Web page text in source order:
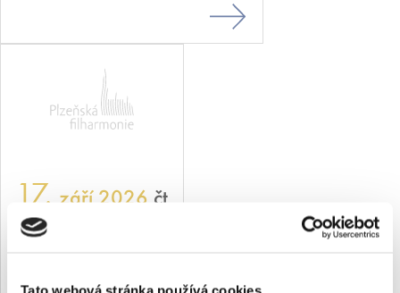
Tato webová stránka používá cookies
17. září 2026 čt
Regensburg